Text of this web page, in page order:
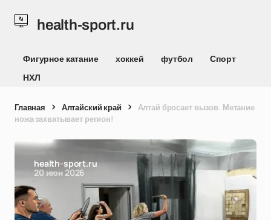
health-sport.ru
Фигурное катание хоккей футбол
Спорт
НХЛ
Главная Алтайский край
Алтай бросает вызов. Метание
ножа захватывает регион!
health-sport.ru
20 июн 2026